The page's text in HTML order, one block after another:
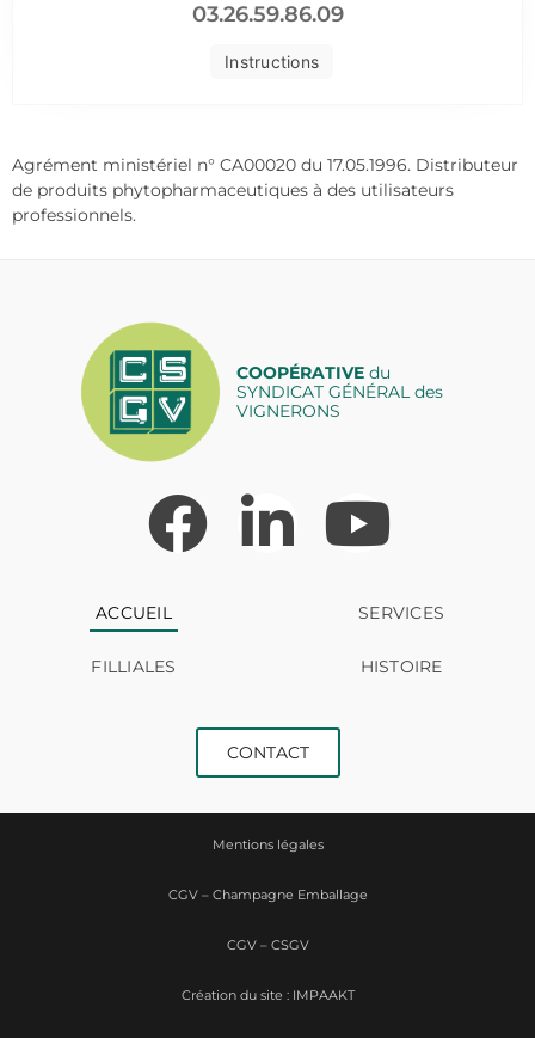
Instructions
03.26.59.86.09
Agrément ministériel n° CA00020 du 17.05.1996. Distributeur
de produits phytopharmaceutiques à des utilisateurs
professionnels.
COOPÉRATIVEdu
SYNDICAT GÉNÉRAL des
VIGNERONS
ACCUEIL SERVICES
FILLIALES HISTOIRE
CONTACT
Mentions légales
CGV – Champagne Emballage
CGV – CSGV
Création du site : IMPAAKT